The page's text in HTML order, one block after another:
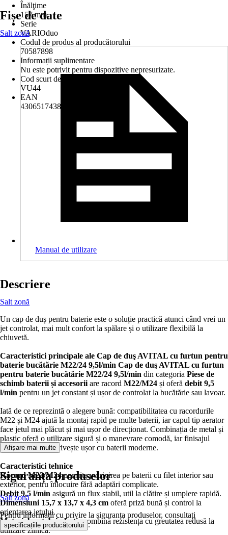
Înălţime
157 mm
Serie
VARIOduo
Codul de produs al producătorului
70587898
Informații suplimentare
Nu este potrivit pentru dispozitive nepresurizate.
Cod scurt de produs (AKN)
VU44
EAN
4306517438296
Fișe de date
Salt zonă
Manual de utilizare
Descriere
Salt zonă
Un cap de duș pentru baterie este o soluție practică atunci când vrei un
jet controlat, mai mult confort la spălare și o utilizare flexibilă la
chiuvetă.
Caracteristici principale ale Cap de duş AVITAL cu furtun pentru
baterie bucătărie M22/24 9,5l/min Cap de duş AVITAL cu furtun
pentru baterie bucătărie M22/24 9,5l/min din categoria Piese de
schimb baterii și accesorii are racord M22/M24 și oferă debit 9,5
l/min pentru un jet constant și ușor de controlat la bucătărie sau lavoar.
Iată de ce reprezintă o alegere bună: compatibilitatea cu racordurile
M22 și M24 ajută la montaj rapid pe multe baterii, iar capul tip aerator
face jetul mai plăcut și mai ușor de direcționat. Combinația de metal și
plastic oferă o utilizare sigură și o manevrare comodă, iar finisajul
negru-crom se potrivește ușor cu baterii moderne.
Caracteristici tehnice
Racord M22/M24permite potrivirea pe baterii cu filet interior sau
exterior, pentru înlocuire fără adaptări complicate.
Debit 9,5 l/min asigură un flux stabil, util la clătire și umplere rapidă.
Dimensiuni 15,7 x 13,7 x 4,3 cm oferă priză bună și control la
orientarea jetului.
Material metal și plasticcombină rezistența cu greutatea redusă la
utilizare zilnică.
Afișare mai multe
Siguranța produselor
Salt zonă
Pentru informații cu privire la siguranța produselor, consultați
specificațiile producătorului .